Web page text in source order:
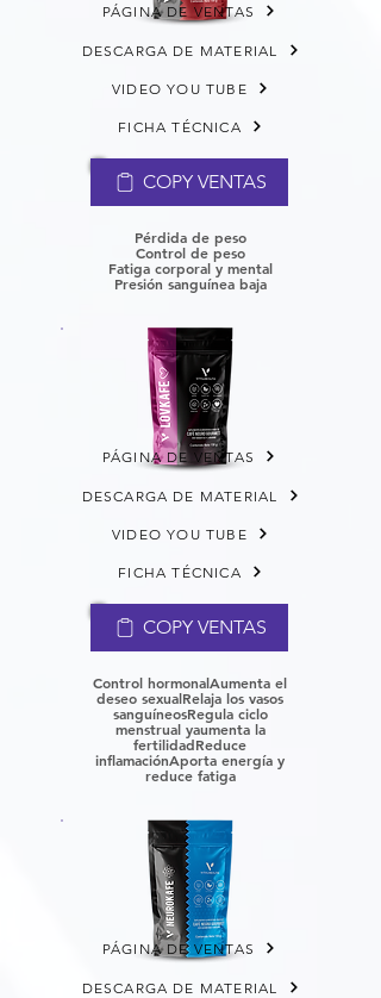
PÁGINA DE VENTAS
DESCARGA DE MATERIAL
VIDEO YOU TUBE
FICHA TÉCNICA
COPY VENTAS
Pérdida de peso
Control de peso
Fatiga corporal y mental
Presión sanguínea baja
PÁGINA DE VENTAS
DESCARGA DE MATERIAL
VIDEO YOU TUBE
FICHA TÉCNICA
COPY VENTAS
Control hormonalAumenta el
deseo sexualRelaja los vasos
sanguíneosRegula ciclo
menstrual yaumenta la
fertilidadReduce
inflamaciónAporta energía y
reduce fatiga
PÁGINA DE VENTAS
DESCARGA DE MATERIAL